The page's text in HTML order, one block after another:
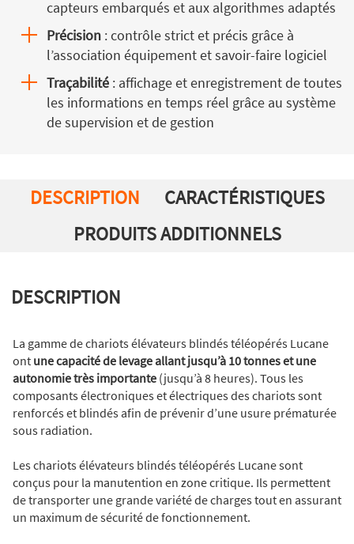
capteurs embarqués et aux algorithmes adaptés
Précision : contrôle strict et précis grâce à
l’association équipement et savoir-faire logiciel
Traçabilité : affichage et enregistrement de toutes
les informations en temps réel grâce au système
de supervision et de gestion
DESCRIPTION
CARACTÉRISTIQUES
PRODUITS ADDITIONNELS
DESCRIPTION
La gamme de chariots élévateurs blindés téléopérés Lucane
ont une capacité de levage allant jusqu’à 10 tonnes et une
autonomie très importante (jusqu’à 8 heures). Tous les
composants électroniques et électriques des chariots sont
renforcés et blindés afin de prévenir d’une usure prématurée
sous radiation.
Les chariots élévateurs blindés téléopérés Lucane sont
conçus pour la manutention en zone critique. Ils permettent
de transporter une grande variété de charges tout en assurant
un maximum de sécurité de fonctionnement.